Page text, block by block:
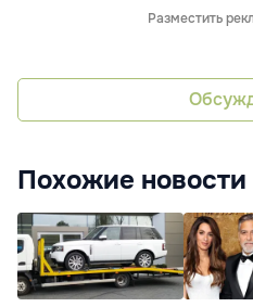
Разместить
Похожие новости